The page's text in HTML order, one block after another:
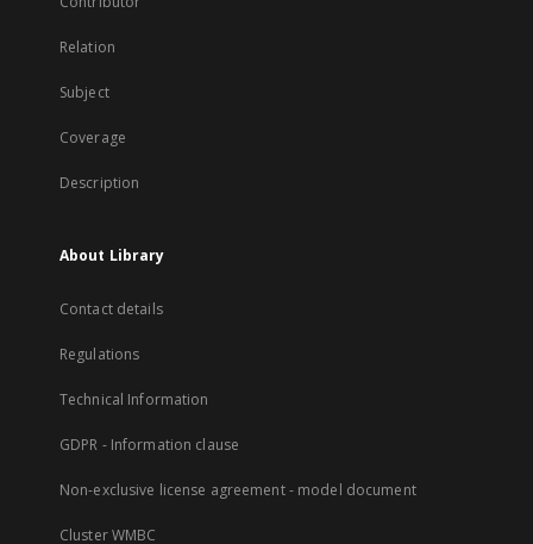
Relation
Subject
Coverage
Description
About Library
Contact details
Regulations
Technical Information
GDPR - Information clause
Non-exclusive license agreement - model document
Cluster WMBC